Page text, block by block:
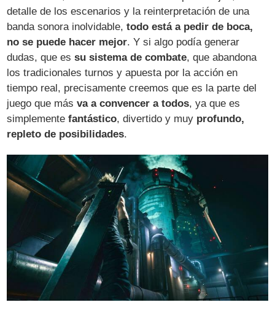
detalle de los escenarios y la reinterpretación de una
banda sonora inolvidable,todo está a pedir de boca,
no se puede hacer mejor. Y si algo podía generar
dudas, que essu sistema de combate, que abandona
los tradicionales turnos y apuesta por la acción en
tiempo real, precisamente creemos que es la parte del
juego que másva a convencer a todos, ya que es
simplementefantástico, divertido y muy profundo,
repleto de posibilidades.